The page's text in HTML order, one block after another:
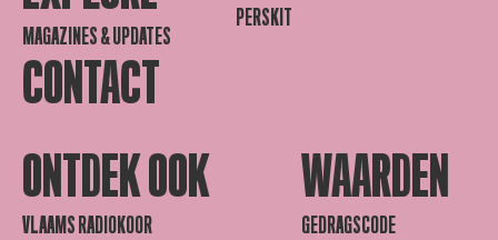
MAGAZINES & UPDATES
CONTACT
PERSKIT
ONTDEK OOK
VLAAMS RADIOKOOR
WAARDEN
GEDRAGSCODE